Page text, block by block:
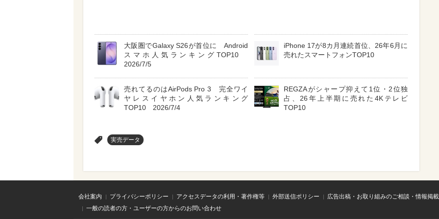
大阪圏でGalaxy S26が首位に Android
スマホ人気ランキングTOP10
2026/7/5
iPhone 17が8カ月連続首位、26年6月に
売れたスマートフォンTOP10
売れてるのはAirPods Pro 3 完全ワイ
ヤレスイヤホン人気ランキング
TOP10 2026/7/4
REGZAがシャープ抑えて1位・2位独
占、26年上半期に売れた4Kテレビ
TOP10
実売データ
会社案内 プライバシーポリシー アクセスデータの利用・著作権等 外部送信ポリシー
広告出稿・お取り組みのご相談・情報掲
一般の読者の方・ユーザーの方からのお問い合わせ